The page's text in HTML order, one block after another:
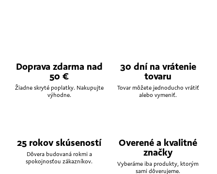
Doprava zdarma nad
50 €
Žiadne skryté poplatky. Nakupujte
výhodne.
30 dní na vrátenie
tovaru
Tovar môžete jednoducho vrátiť
alebo vymeniť.
25 rokov skúseností
Dôvera budovaná rokmi a
spokojnosťou zákazníkov.
Overené a kvalitné
značky
Vyberáme iba produkty, ktorým
sami dôverujeme.